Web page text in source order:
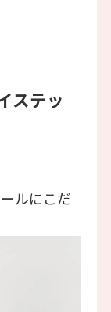
ステッ
ルにこだ